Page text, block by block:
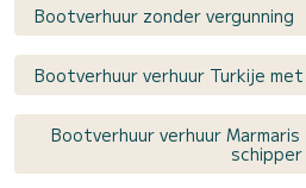
Bootverhuur zonder vergunning
Bootverhuur verhuur Turkije
Bootverhuur verhuur
schipper